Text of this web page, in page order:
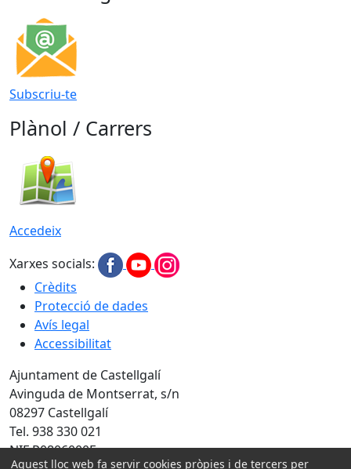
Subscriu-te
Plànol / Carrers
Accedeix
Xarxes socials:
Crèdits
Protecció de dades
Avís legal
Accessibilitat
Ajuntament de Castellgalí
Avinguda de Montserrat, s/n
08297 Castellgalí
Tel. 938 330 021
NIF P0806000F
Aquest lloc web fa servir cookies pròpies i de tercers per